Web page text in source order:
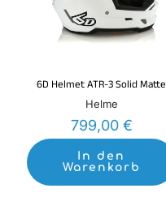
6D Helmet ATR-3 Solid Matte
Helme
799,00 €
In den
Warenkorb